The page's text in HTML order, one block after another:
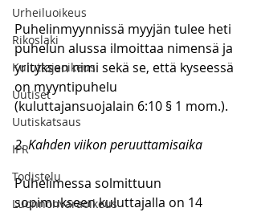
Urheiluoikeus
Rikoslaki
Kuluttajaoikeus
Uutiset
Uutiskatsaus
IPR
Todistelu
Luonnonvaraoikeus
Puhelinmyynnissä myyjän tulee heti
puhelun alussa ilmoittaa nimensä ja
yrityksen nimi sekä se, että kyseessä
on myyntipuhelu
(kuluttajansuojalain 6:10 § 1 mom.).
2. Kahden viikon peruuttamisaika
Puhelimessa solmittuun
sopimukseen kuluttajalla on 14